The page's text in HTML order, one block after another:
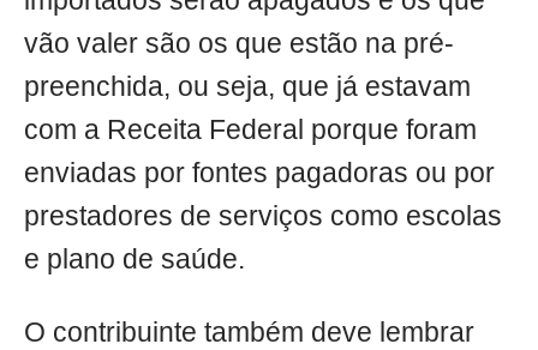
vão valer são os que estão na pré-
preenchida, ou seja, que já estavam
com a Receita Federal porque foram
enviadas por fontes pagadoras ou por
prestadores de serviços como escolas
e plano de saúde.
O contribuinte também deve lembrar